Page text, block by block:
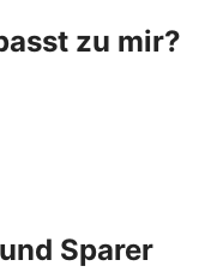
zu mir?
Sparer